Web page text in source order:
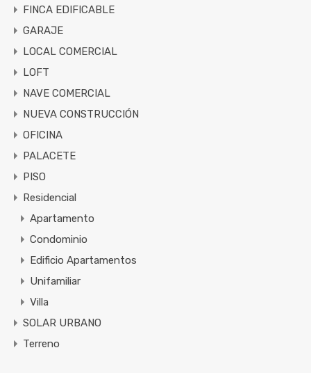
FINCA EDIFICABLE
GARAJE
LOCAL COMERCIAL
LOFT
NAVE COMERCIAL
NUEVA CONSTRUCCIÓN
OFICINA
PALACETE
PISO
Residencial
Apartamento
Condominio
Edificio Apartamentos
Unifamiliar
Villa
SOLAR URBANO
Terreno